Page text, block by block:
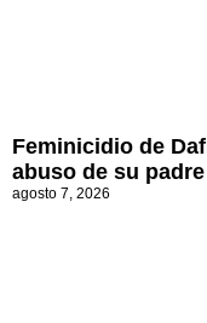
Feminicidio de
abuso de su padre
agosto 7, 2026